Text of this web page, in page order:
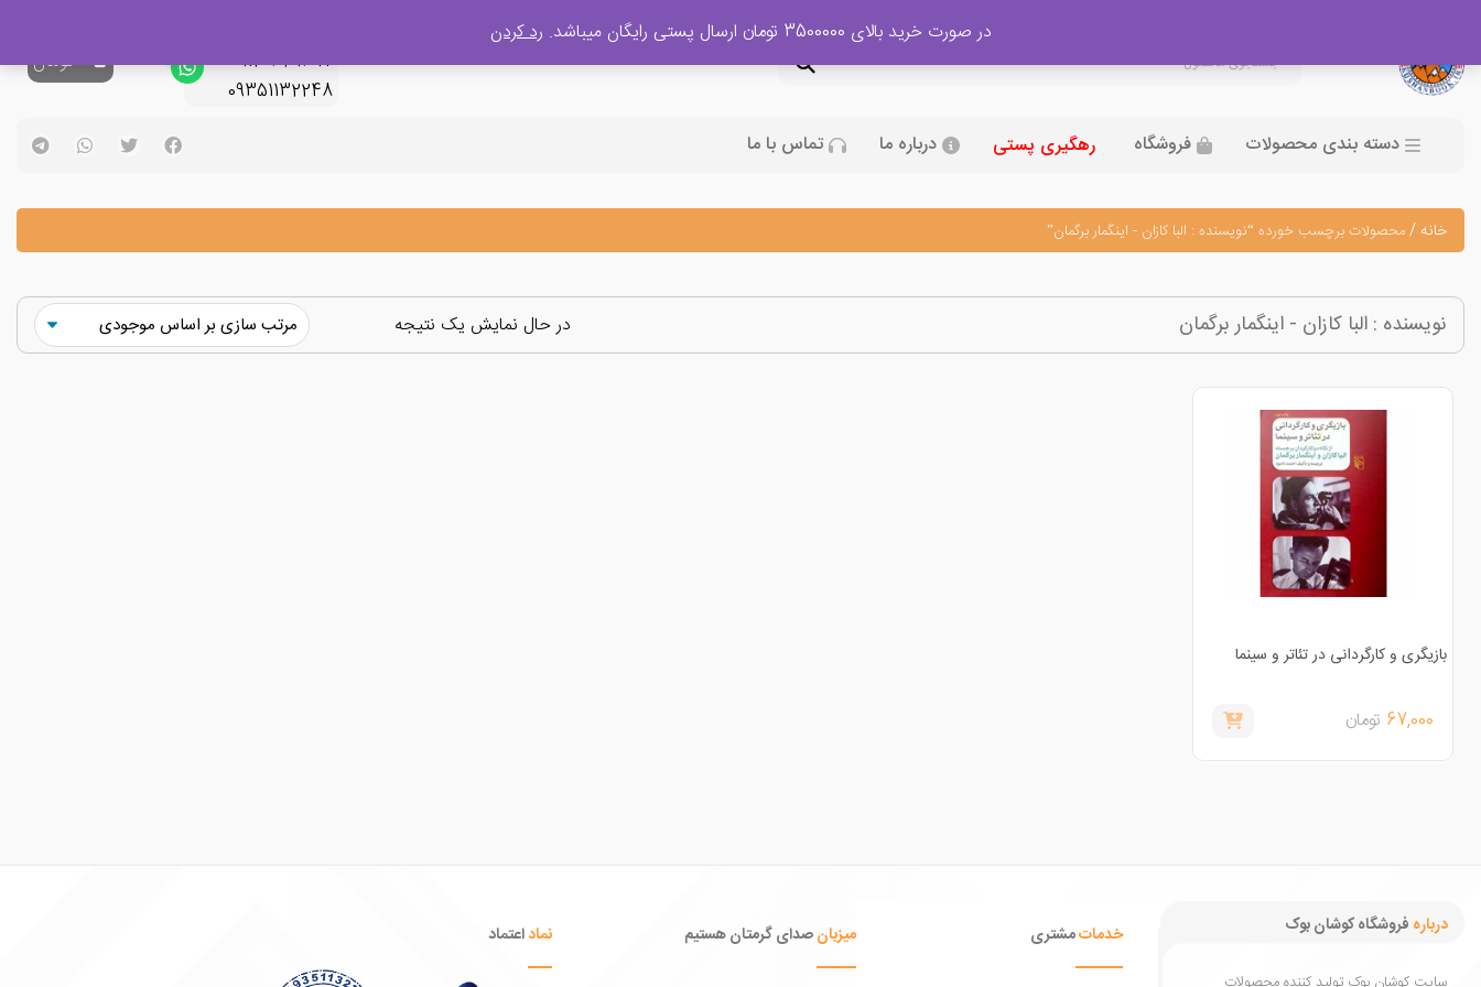
09120329397
09351132248
0تومان
دسته بندی محصولات فروشگاه رهگیری پستی درباره ما تماس با ما
خانه /محصولات برچسب خورده “نویسنده : البا کازان - اینگمار برگمان”
نویسنده : البا کازان - اینگمار برگمان در حال نمایش یک نتیجه
بازیگری و کارگردانی در تئاتر و سینما
67,000 تومان
درباره فروشگاه کوشان بوک خدماتمشتری میزبانصدای گرمتان هستیم نماداعتماد
در صورت خرید بالای 3500000 تومان ارسال پستی رایگان میباشد. رد کردن